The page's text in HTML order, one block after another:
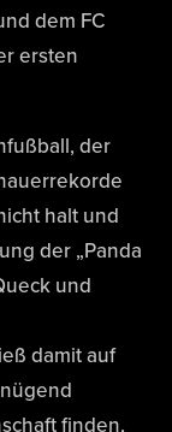
dem FC
ersten
der
halt und
der „Panda
und
damit auf
finden,